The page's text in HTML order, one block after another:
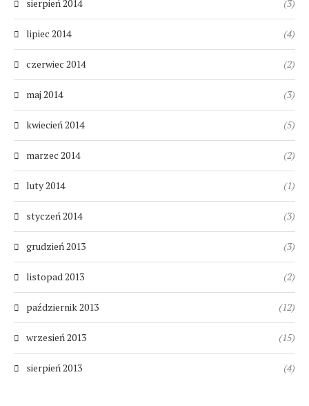
sierpień 2014 (3)
lipiec 2014 (4)
czerwiec 2014 (2)
maj 2014 (3)
kwiecień 2014 (5)
marzec 2014 (2)
luty 2014 (1)
styczeń 2014 (3)
grudzień 2013 (3)
listopad 2013 (2)
październik 2013 (12)
wrzesień 2013 (15)
sierpień 2013 (4)